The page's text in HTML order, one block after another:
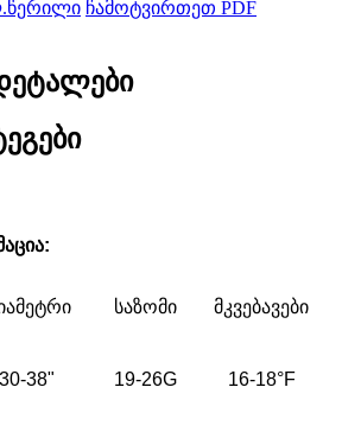
ჩამოტვირთეთ PDF
:
საზომი მკვებავები
30-38" 19-26G 16-18°F